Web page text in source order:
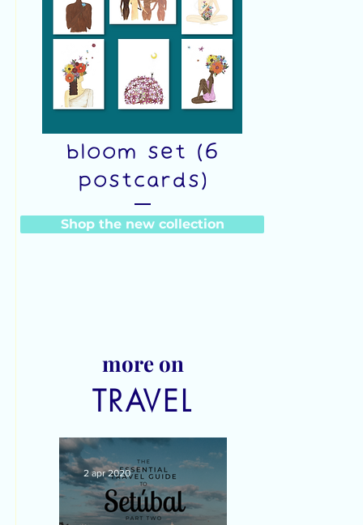
bloom set (6
postcards)
€23,00Prijs
more on
TRAVEL
2 apr 2020
Shop the new collection